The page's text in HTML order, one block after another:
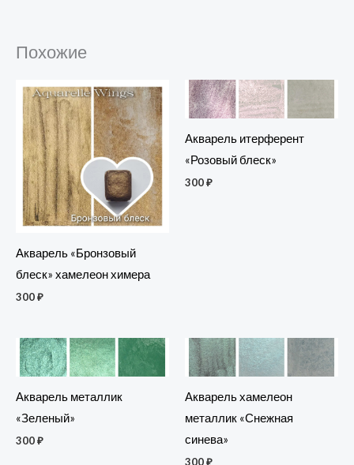
Похожие
Акварель «Бронзовый
блеск» хамелеон химера
300₽
Акварель итерферент
«Розовый блеск»
300₽
Акварель металлик
«Зеленый»
300₽
Акварель хамелеон
металлик «Снежная
синева»
300₽